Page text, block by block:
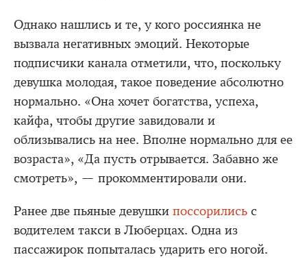
Однако нашлись и те, у кого россиянка не
вызвала негативных эмоций. Некоторые
подписчики канала отметили, что, поскольку
девушка молодая, такое поведение абсолютно
нормально. «Она хочет богатства, успеха,
кайфа, чтобы другие завидовали и
облизывались на нее. Вполне нормально для ее
возраста», «Да пусть отрывается. Забавно же
смотреть», — прокомментировали они.
Ранее две пьяные девушки поссорились с
водителем такси в Люберцах. Одна из
пассажирок попыталась ударить его ногой.